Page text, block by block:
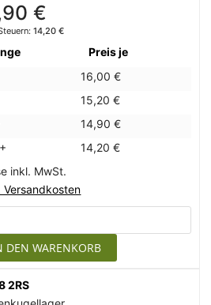
€
14,20 €
Preis je
16,00 €
15,20 €
14,90 €
14,20 €
inkl. MwSt.
Versandkosten
DEN WARENKORB
2RS